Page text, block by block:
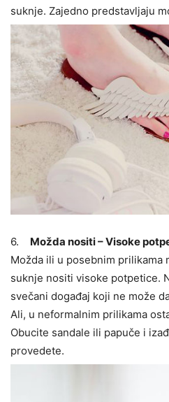
suknje. Zajedno predstavljaju
6. Možda nositi – Visoke
Možda ili u posebnim prilikama
suknje nositi visoke potpetice.
svečani događaj koji ne može
Ali, u neformalnim prilikama
Obucite sandale ili papuče i
provedete.